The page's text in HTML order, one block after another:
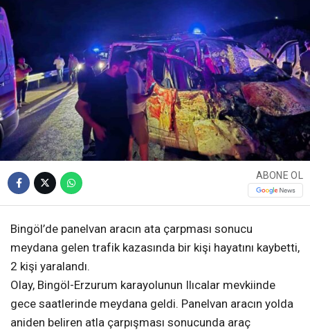
ABONE OL
Bingöl’de panelvan aracın ata çarpması sonucu
meydana gelen trafik kazasında bir kişi hayatını kaybetti,
2 kişi yaralandı.
Olay, Bingöl-Erzurum karayolunun Ilıcalar mevkiinde
gece saatlerinde meydana geldi. Panelvan aracın yolda
aniden beliren atla çarpışması sonucunda araç